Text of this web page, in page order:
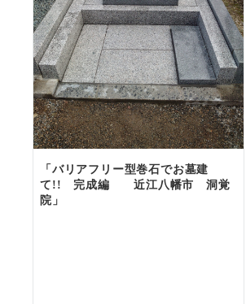
「バリアフリー型巻石でお墓建
て!! 完成編 近江八幡市 洞覚
院」